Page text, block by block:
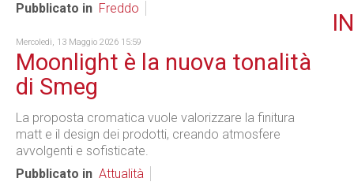
Pubblicato in Freddo
Mercoledì, 13 Maggio 2026 15:59
Moonlight è la nuova tonalità
di Smeg
La proposta cromatica vuole valorizzare la finitura
matt e il design dei prodotti, creando atmosfere
avvolgenti e sofisticate.
Pubblicato in Attualità
IN